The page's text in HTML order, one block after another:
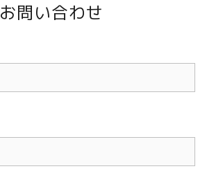
お問い合わせ